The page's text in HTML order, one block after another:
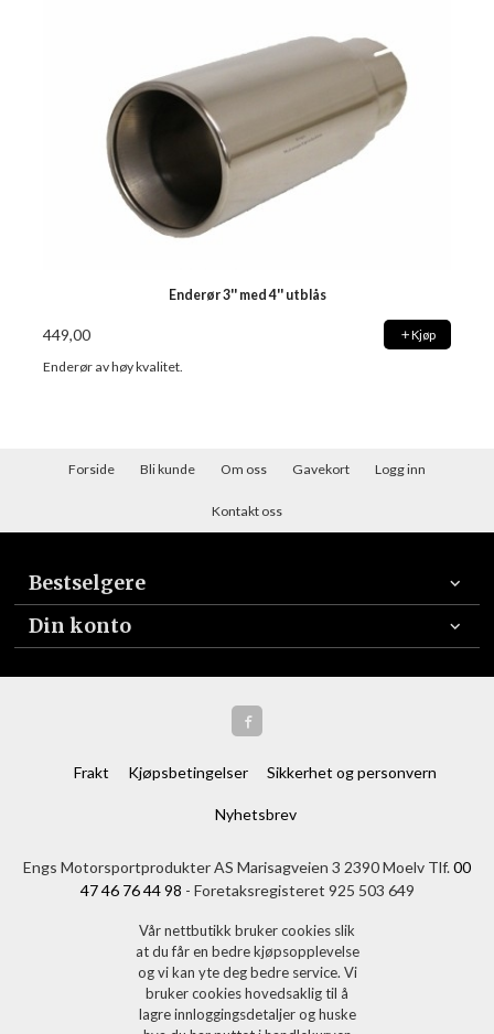
Enderør 3'' med 4'' utblås
449,00 Kjøp
Enderør av høy kvalitet.
Forside Bli kunde Om oss Gavekort Logg inn
Kontakt oss
Bestselgere
Din konto
Frakt Kjøpsbetingelser Sikkerhet og personvern
Nyhetsbrev
Engs Motorsportprodukter AS Marisagveien 3 2390 Moelv Tlf.00
47 46 76 44 98 - Foretaksregisteret 925 503 649
Vår nettbutikk bruker cookies slik
at du får en bedre kjøpsopplevelse
og vi kan yte deg bedre service. Vi
bruker cookies hovedsaklig til å
lagre innloggingsdetaljer og huske